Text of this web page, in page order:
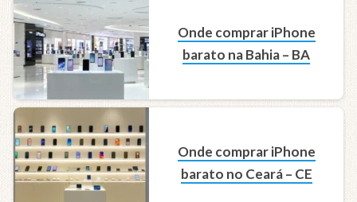
Onde comprar iPhone
barato na Bahia – BA
Onde comprar iPhone
barato no Ceará – CE